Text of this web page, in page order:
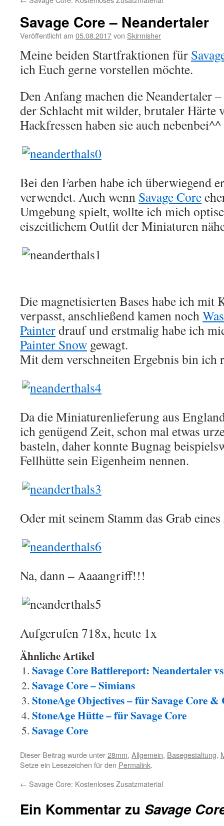
Savage Core – Neandertaler
Veröffentlicht am 05.08.2017von Skirmisher
Meine beiden Startfraktionen für
ich Euch gerne vorstellen möchte.
Den Anfang machen die Neandertaler
der Schlacht mit wilder, brutaler Härte
Hackfressen haben sie auch nebenbei^^
Bei den Farben habe ich überwiegend
verwendet. Auch wenn Savage Core
Umgebung spielt, wollte ich mich
eiszeitlichem Outfit der Miniaturen
Die magnetisierten Bases habe ich mit
verpasst, anschließend kamen noch
Painterdrauf und erstmalig habe ich
Painter Snow gewagt.
Mit dem verschneiten Ergebnis bin ich
Da die Miniaturenlieferung aus
ich genügend Zeit, schon mal etwas
basteln, daher konnte Bugnag
Fellhütte sein Eigenheim nennen.
Oder mit seinem Stamm das Grab
Na, dann – Aaaangriff!!!
Aufgerufen 718x, heute 1x
Ähnliche Artikel
Savage Core Battlereport: Neandertaler
Savage Core – Simians
StoneAge Objectives – für Savage Core &
StoneAge Hütte – für Savage Core
Savage Core
Dieser Beitrag wurde unter28mm, Allgemein, Basegestaltung,
Setze ein Lesezeichen für den Permalink.
← Savage Core: Kostenloses Zusatzmaterial
Ein Kommentar zu Savage